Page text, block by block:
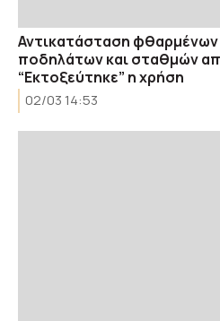
Αντικατάσταση
ποδηλάτων και σταθμών
“Εκτοξεύτηκε” η χρήση
02/03 14:53